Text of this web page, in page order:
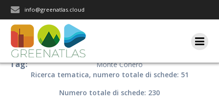
info@greenatlas.cloud
Tag:
Monte Conero
Ricerca tematica, numero totale di schede: 51
Numero totale di schede: 230